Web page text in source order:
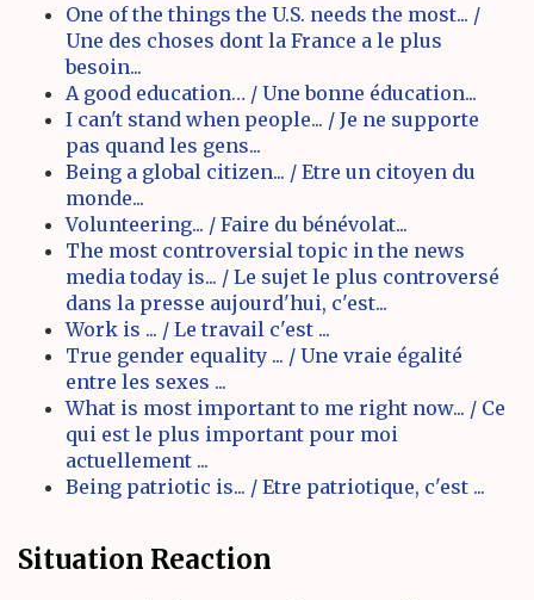
One of the things the U.S. needs the most... /
Une des choses dont la France a le plus
besoin...
A good education… / Une bonne éducation...
I can't stand when people... / Je ne supporte
pas quand les gens...
Being a global citizen... / Etre un citoyen du
monde...
Volunteering... / Faire du bénévolat...
The most controversial topic in the news
media today is... / Le sujet le plus controversé
dans la presse aujourd'hui, c'est...
Work is ... / Le travail c'est ...
True gender equality ... / Une vraie égalité
entre les sexes ...
What is most important to me right now... / Ce
qui est le plus important pour moi
actuellement ...
Being patriotic is... / Etre patriotique, c'est ...
Situation Reaction